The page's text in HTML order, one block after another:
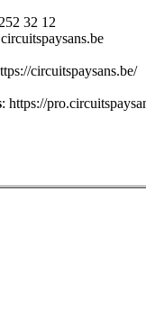
32 12
circuitspaysans.be/
: https://